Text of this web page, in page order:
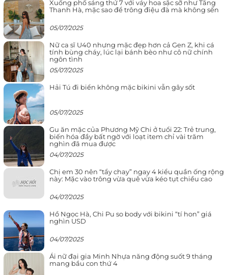
Xuống phố sáng thứ 7 với váy hoa sặc sỡ như Tăng
Thanh Hà, mặc sao để trông điệu đà mà không sến
05/07/2025
Nữ ca sĩ U40 nhưng mặc đẹp hơn cả Gen Z, khi cá
tính bùng cháy, lúc lại bánh bèo như cô nữ chính
ngôn tình
05/07/2025
Hải Tú đi biển không mặc bikini vẫn gây sốt
05/07/2025
Gu ăn mặc của Phương Mỹ Chi ở tuổi 22: Trẻ trung,
biến hóa đầy bất ngờ với loạt item chỉ vài trăm
nghìn đã mua được
04/07/2025
Chị em 30 nên “tẩy chay” ngay 4 kiểu quần ống rộng
này: Mặc vào trông vừa quê vừa kéo tụt chiều cao
04/07/2025
Hồ Ngọc Hà, Chi Pu so body với bikini “tí hon” giá
nghìn USD
04/07/2025
Ái nữ đại gia Minh Nhựa năng động suốt 9 tháng
mang bầu con thứ 4